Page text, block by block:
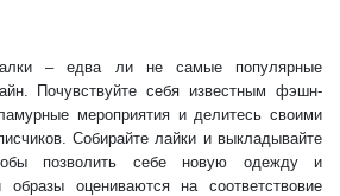
– едва ли не самые популярные
Почувствуйте себя известным фэшн-
мероприятия и делитесь своими
Собирайте лайки и выкладывайте
позволить себе новую одежду и
оцениваются на соответствовие